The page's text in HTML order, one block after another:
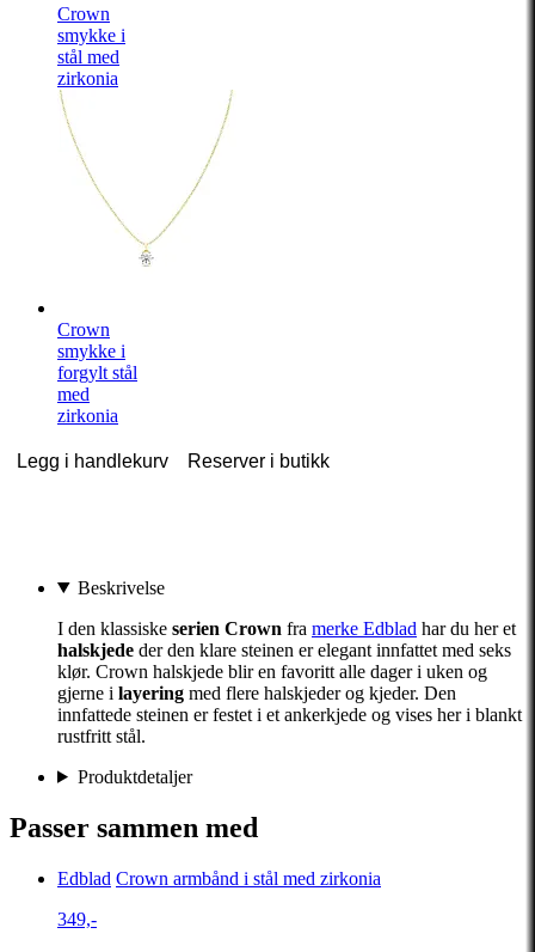
Crown
smykke i
stål med
zirkonia
Crown
smykke i
forgylt stål
med
zirkonia
Legg i handlekurv Reserver i butikk
Beskrivelse
I den klassiske serien Crown fra merke Edblad har du her et
halskjede der den klare steinen er elegant innfattet med seks
klør. Crown halskjede blir en favoritt alle dager i uken og
gjerne i layering med flere halskjeder og kjeder. Den
innfattede steinen er festet i et ankerkjede og vises her i blankt
rustfritt stål.
Produktdetaljer
Passer sammen med
Edblad Crown armbånd i stål med zirkonia
349,-